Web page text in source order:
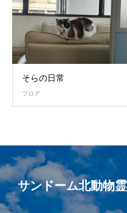
そらの日常
ブログ
サンドーム北動物